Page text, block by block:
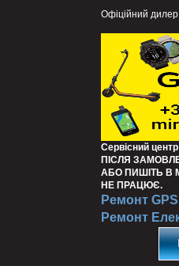
Офіційний дилер
Сервісний
ПІСЛЯ
АБО ПИШІТЬ В
НЕ ПРАЦЮЄ.
Ремонт GPS
Ремонт